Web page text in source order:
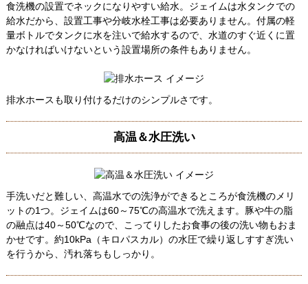
食洗機の設置でネックになりやすい給水。ジェイムは水タンクでの
給水だから、設置工事や分岐水栓工事は必要ありません。付属の軽
量ボトルでタンクに水を注いで給水するので、水道のすぐ近くに置
かなければいけないという設置場所の条件もありません。
排水ホースも取り付けるだけのシンプルさです。
高温＆水圧洗い
手洗いだと難しい、高温水での洗浄ができるところが食洗機のメリ
ットの1つ。ジェイムは60～75℃の高温水で洗えます。豚や牛の脂
の融点は40～50℃なので、こってりしたお食事の後の洗い物もおま
かせです。約10kPa（キロパスカル）の水圧で繰り返しすすぎ洗い
を行うから、汚れ落ちもしっかり。